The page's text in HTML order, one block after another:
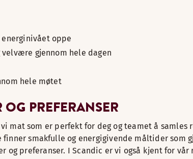
oppe
gjennom hele dagen
hele møtet
PREFERANSER
som er perfekt for deg og teamet å
smakfulle og energigivende måltider
og preferanser. I Scandic er vi også kjent for